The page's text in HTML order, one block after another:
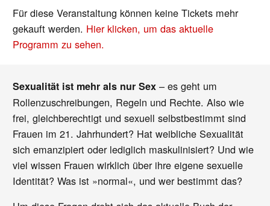
Für diese Veranstaltung können keine Tickets mehr
gekauft werden. Hier klicken, um das aktuelle
Programm zu sehen.
Sexualität ist mehr als nur Sex– es geht um
Rollenzuschreibungen, Regeln und Rechte. Also wie
frei, gleichberechtigt und sexuell selbstbestimmt sind
Frauen im 21. Jahrhundert? Hat weibliche Sexualität
sich emanzipiert oder lediglich maskulinisiert? Und wie
viel wissen Frauen wirklich über ihre eigene sexuelle
Identität? Was ist »normal«, und wer bestimmt das?